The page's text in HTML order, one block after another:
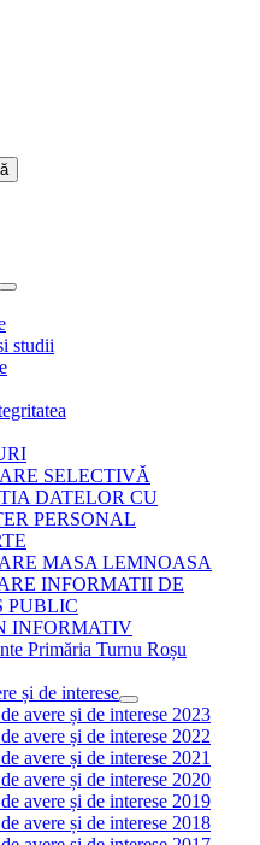
Show
studii
SELECTIVĂ
DATELOR CU
PERSONAL
MASA LEMNOASA
INFORMATII DE
PUBLIC
INFORMATIV
Primăria Turnu Roșu
și de interese
Show
sub
menu
avere și de interese 2023
avere și de interese 2022
avere și de interese 2021
avere și de interese 2020
avere și de interese 2019
avere și de interese 2018